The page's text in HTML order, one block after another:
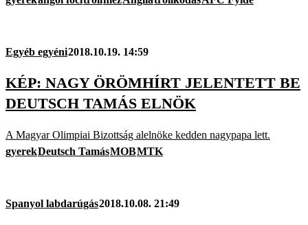
Egyéb egyéni2018.10.19. 14:59
KÉP: NAGY ÖRÖMHÍRT JELENTETT BE
DEUTSCH TAMÁS ELNÖK
A Magyar Olimpiai Bizottság alelnöke kedden nagypapa lett.
gyerekDeutsch TamásMOBMTK
Spanyol labdarúgás2018.10.08. 21:49